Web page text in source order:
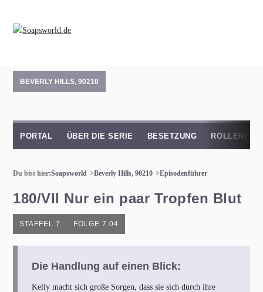
BEVERLY HILLS, 90210
PORTAL ÜBER DIE SERIE BESETZUNG
Du bist hier:Soapsworld Beverly Hills, 90210 Episodenführer
180/VII Nur ein paar Tropfen Blut
STAFFEL 7 FOLGE 7.04
Die Handlung auf einen Blick:
Kelly macht sich große Sorgen, dass sie sich durch ihre